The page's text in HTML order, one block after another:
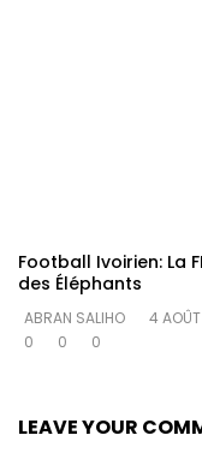
Football Ivoirien: La
des Éléphants
ABRAN SALIHO
4
0
0 0
LEAVE YOUR